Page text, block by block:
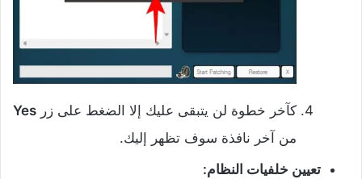
كآخر خطوة لن يتبقى عليك إلا الضغط على زر Yes
من آخر نافذة سوف تظهر إليك.
‌تعيين خلفيات النظام: